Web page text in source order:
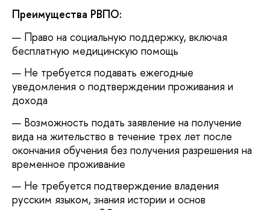
Преимущества РВПО:
Право на социальную поддержку, включая
бесплатную медицинскую помощь
Не требуется подавать ежегодные
уведомления о подтверждении проживания и
дохода
Возможность подать заявление на получение
вида на жительство в течение трех лет после
окончания обучения без получения разрешения на
временное проживание
Не требуется подтверждение владения
русским языком, знания истории и основ